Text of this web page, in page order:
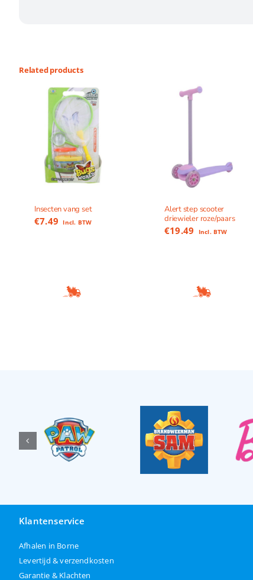
Related products
Insecten vang set
€7.49 Incl. BTW
Alert step scooter
driewieler roze/paars
€19.49 Incl. BTW
Klantenservice
Afhalen in Borne
Levertijd & verzendkosten
Garantie & Klachten